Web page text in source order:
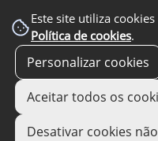
Este site utiliza
Política de cookies.
Personalizar cookies
Aceitar todos os
Desativar cookies